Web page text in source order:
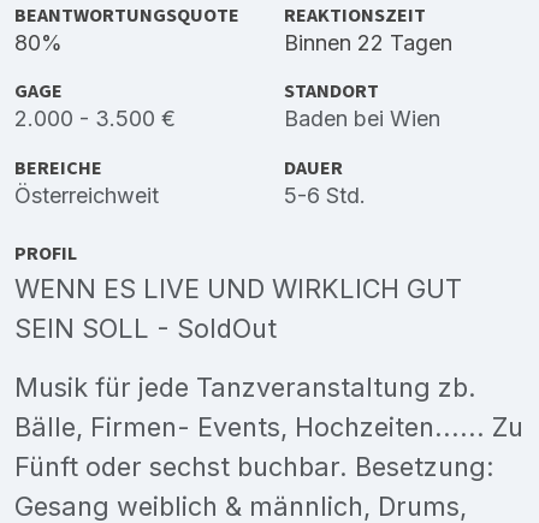
BEANTWORTUNGSQUOTE
80%
REAKTIONSZEIT
Binnen 22 Tagen
GAGE
2.000 - 3.500 €
STANDORT
Baden bei Wien
BEREICHE
Österreichweit
DAUER
5-6 Std.
PROFIL
WENN ES LIVE UND WIRKLICH GUT
SEIN SOLL - SoldOut
Musik für jede Tanzveranstaltung zb.
Bälle, Firmen- Events, Hochzeiten...... Zu
Fünft oder sechst buchbar. Besetzung:
Gesang weiblich & männlich, Drums,